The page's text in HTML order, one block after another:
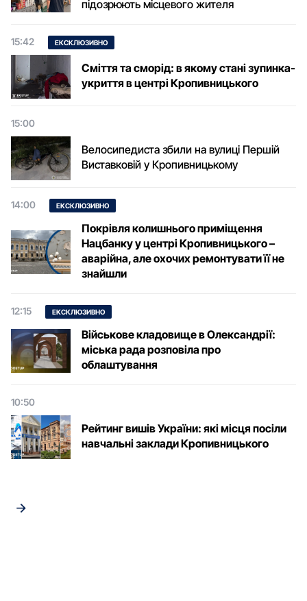
підозрюють місцевого жителя
15:42 ЕКСКЛЮЗИВНО
Сміття та сморід: в якому стані зупинка-
укриття в центрі Кропивницького
15:00
Велосипедиста збили на вулиці Першій
Виставковій у Кропивницькому
14:00 ЕКСКЛЮЗИВНО
Покрівля колишнього приміщення
Нацбанку у центрі Кропивницького –
аварійна, але охочих ремонтувати її не
знайшли
12:15 ЕКСКЛЮЗИВНО
Військове кладовище в Олександрії:
міська рада розповіла про
облаштування
10:50
Рейтинг вишів України: які місця посіли
навчальні заклади Кропивницького